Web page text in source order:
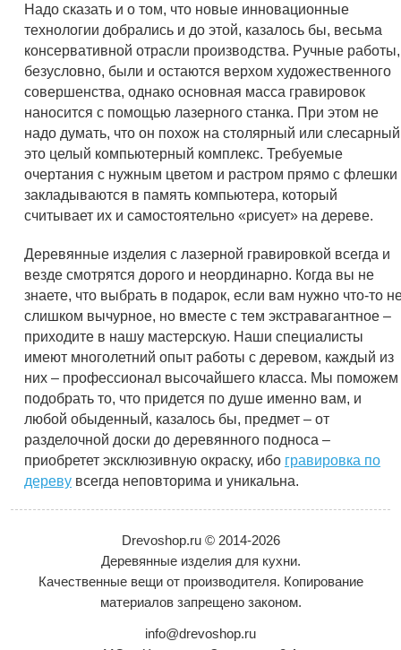
Надо сказать и о том, что новые инновационные
технологии добрались и до этой, казалось бы, весьма
консервативной отрасли производства. Ручные работы,
безусловно, были и остаются верхом художественного
совершенства, однако основная масса гравировок
наносится с помощью лазерного станка. При этом не
надо думать, что он похож на столярный или
это целый компьютерный комплекс. Требуемые
очертания с нужным цветом и растром прямо с флешки
закладываются в память компьютера, который
считывает их и самостоятельно «рисует» на дереве.
Деревянные изделия с лазерной гравировкой всегда и
везде смотрятся дорого и неординарно. Когда вы не
знаете, что выбрать в подарок, если вам нужно что-то
слишком вычурное, но вместе с тем экстравагантное –
приходите в нашу мастерскую. Наши специалисты
имеют многолетний опыт работы с деревом, каждый из
них – профессионал высочайшего класса. Мы поможем
подобрать то, что придется по душе именно вам, и
любой обыденный, казалось бы, предмет – от
разделочной доски до деревянного подноса –
приобретет эксклюзивную окраску, ибо гравировка по
дереву всегда неповторима и уникальна.
Drevoshop.ru © 2014-2026
Деревянные изделия для кухни.
Качественные вещи от производителя. Копирование
материалов запрещено законом.
info@drevoshop.ru